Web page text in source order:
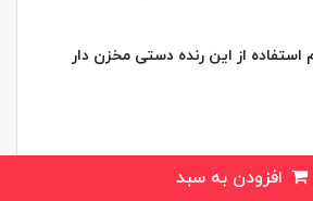
استفاده از این رنده دستی مخزن دار
کنید از کلاهک ایمنی دستگاه